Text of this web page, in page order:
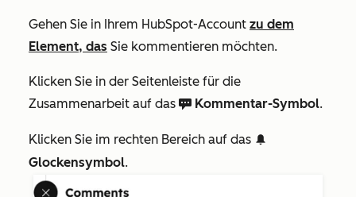
Gehen Sie in Ihrem HubSpot-Account zu dem
Element, das Sie kommentieren möchten.
Klicken Sie in der Seitenleiste für die
Zusammenarbeit auf das comments Kommentar-Symbol.
Klicken Sie im rechten Bereich auf das notification
Glockensymbol.